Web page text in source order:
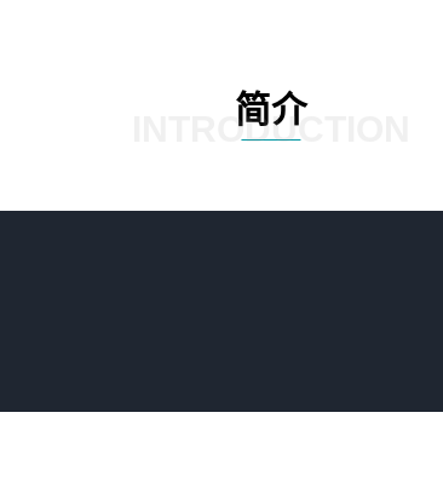
简介
INTRODUCTION